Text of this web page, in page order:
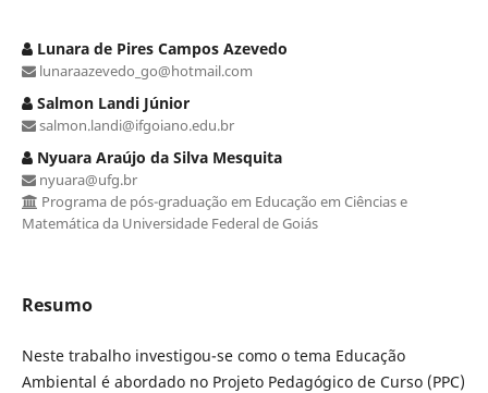
Lunara de Pires Campos Azevedo
lunaraazevedo_go@hotmail.com
Salmon Landi Júnior
salmon.landi@ifgoiano.edu.br
Nyuara Araújo da Silva Mesquita
nyuara@ufg.br
Programa de pós-graduação em Educação em Ciências e
Matemática da Universidade Federal de Goiás
Resumo
Neste trabalho investigou-se como o tema Educação
Ambiental é abordado no Projeto Pedagógico de Curso (PPC)